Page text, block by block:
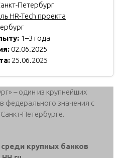
Петербург
HR-Tech проекта
1–3 года
02.06.2025
25.06.2025
– один из крупнейших
федерального значения с
Петербурге.
крупных банков